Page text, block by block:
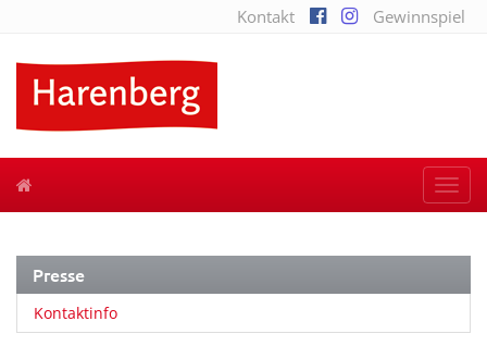
Kontakt Gewinnspiel
Presse
Kontaktinfo